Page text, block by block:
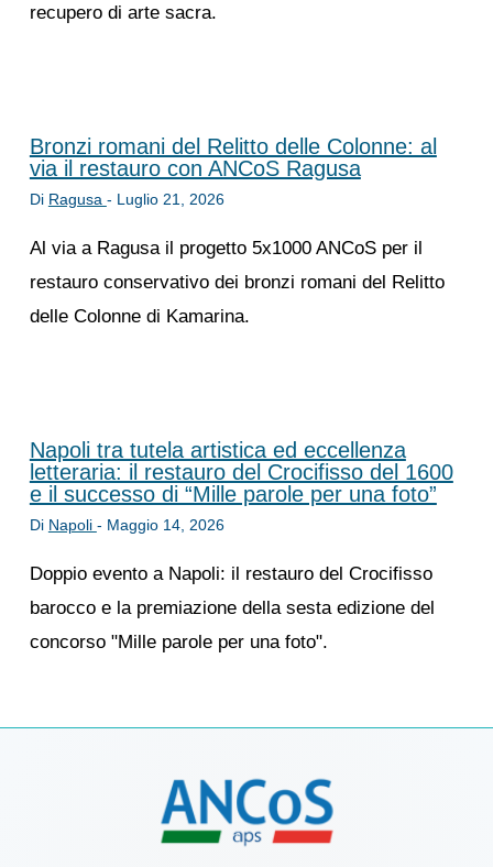
recupero di arte sacra.
Bronzi romani del Relitto delle Colonne: al
via il restauro con ANCoS Ragusa
Di Ragusa - Luglio 21, 2026
Al via a Ragusa il progetto 5x1000 ANCoS per il
restauro conservativo dei bronzi romani del Relitto
delle Colonne di Kamarina.
Napoli tra tutela artistica ed eccellenza
letteraria: il restauro del Crocifisso del 1600
e il successo di “Mille parole per una foto”
Di Napoli - Maggio 14, 2026
Doppio evento a Napoli: il restauro del Crocifisso
barocco e la premiazione della sesta edizione del
concorso "Mille parole per una foto".